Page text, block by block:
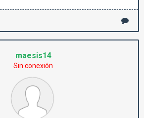
maesis14
Sin conexión